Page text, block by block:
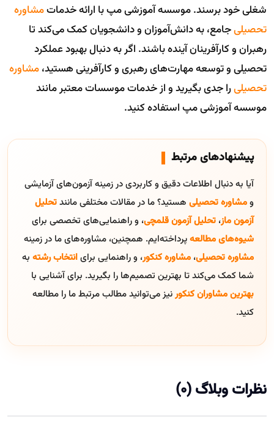
شغلی خود برسند. موسسه آموزشی مپ با ارائه خدماتمشاوره
تحصیلیجامع، به دانش‌آموزان و دانشجویان کمک می‌کند تا
رهبران و کارآفرینان آینده باشند. اگر به دنبال بهبود عملکرد
تحصیلی و توسعه مهارت‌های رهبری و کارآفرینی هستید،مشاوره
تحصیلیرا جدی بگیرید و از خدمات موسسات معتبر مانند
موسسه آموزشی مپ استفاده کنید.
پیشنهادهای مرتبط
آیا به دنبال اطلاعات دقیق و کاربردی در زمینه آزمون‌های آزمایشی
ومشاوره تحصیلی هستید؟ ما در مقالات مختلفی مانندتحلیل
آزمون ماز، تحلیل آزمون قلمچی، و راهنمایی‌های تخصصی برای
شیوه‌های مطالعهپرداخته‌ایم. همچنین، مشاوره‌های ما در زمینه
مشاوره تحصیلی، مشاوره کنکور، و راهنمایی برایانتخاب رشته به
شما کمک می‌کند تا بهترین تصمیم‌ها را بگیرید. برای آشنایی با
بهترین مشاوران کنکورنیز می‌توانید مطالب مرتبط ما را مطالعه
کنید.
نظرات وبلاگ (0)